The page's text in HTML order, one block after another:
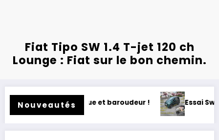
Fiat Tipo SW 1.4 T-jet 120 ch
Lounge : Fiat sur le bon chemin.
Nouveautés
Swapa ZIP : Voiture sans permis, mais fun ! Essai